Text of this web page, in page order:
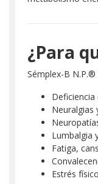
¿Para
Sémplex-B
Neuralgias
Lumbalgia
Fatiga,
Estrés